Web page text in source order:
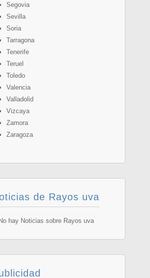
Segovia
Sevilla
Soria
Tarragona
Tenerife
Teruel
Toledo
Valencia
Valladolid
Vizcaya
Zamora
Zaragoza
de Rayos uva
hay Noticias sobre Rayos uva